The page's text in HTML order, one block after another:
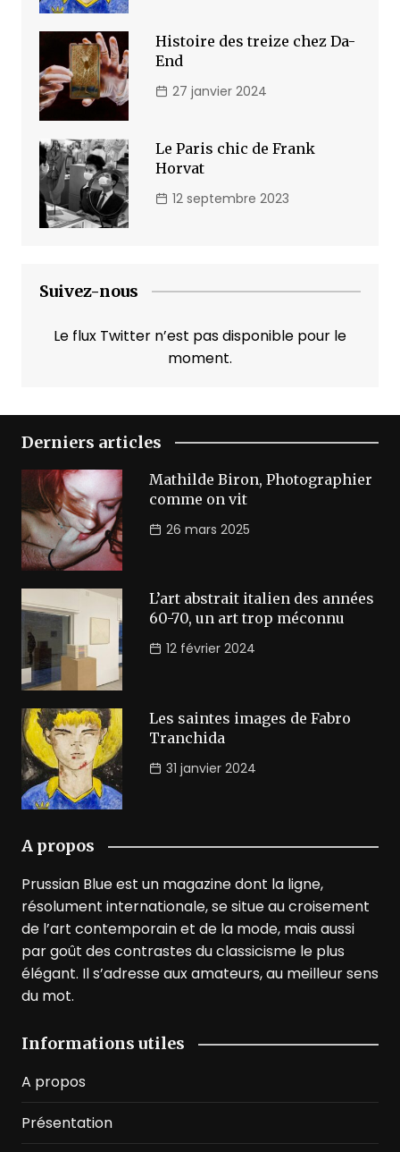
Histoire des treize chez Da-
End
27 janvier 2024
Le Paris chic de Frank
Horvat
12 septembre 2023
Suivez-nous
Le flux Twitter n’est pas disponible pour le
moment.
Derniers articles
Mathilde Biron, Photographier
comme on vit
26 mars 2025
L’art abstrait italien des années
60-70, un art trop méconnu
12 février 2024
Les saintes images de Fabro
Tranchida
31 janvier 2024
A propos
Prussian Blue est un magazine dont la ligne,
résolument internationale, se situe au croisement
de l’art contemporain et de la mode, mais aussi
par goût des contrastes du classicisme le plus
élégant. Il s’adresse aux amateurs, au meilleur sens
du mot.
Informations utiles
A propos
Présentation